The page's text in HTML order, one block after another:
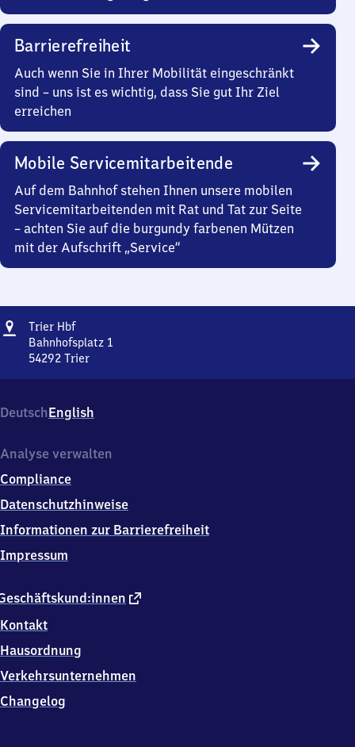
Barrierefreiheit
Auch wenn Sie in Ihrer Mobilität eingeschränkt
sind – uns ist es wichtig, dass Sie gut Ihr Ziel
erreichen
Mobile Servicemitarbeitende
Auf dem Bahnhof stehen Ihnen unsere mobilen
Servicemitarbeitenden mit Rat und Tat zur Seite
– achten Sie auf die burgundy farbenen Mützen
mit der Aufschrift „Service“
Adresse
Trier HbfTrier
Hauptbahnhof
Bahnhofsplatz 1
54292 Trier
Bahnhofsplatz
1,
4
9
2
DeutschEnglish
externer
Kontakt
Hausordnung
Verkehrsunternehmen
Changelog
Analyse verwalten
Compliance
Datenschutzhinweise
Informationen zur Barrierefreiheit
Impressum